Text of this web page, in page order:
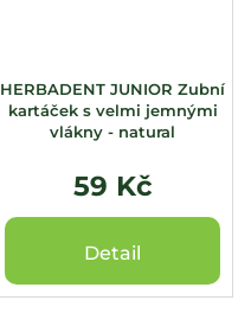
HERBADENT JUNIOR Zubní
kartáček s velmi jemnými
vlákny - natural
59 Kč
Detail